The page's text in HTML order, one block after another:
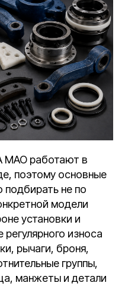
MAO работают в
поэтому основные
не по
модели
установки и
износа
рычаги, броня,
группы,
манжеты и детали